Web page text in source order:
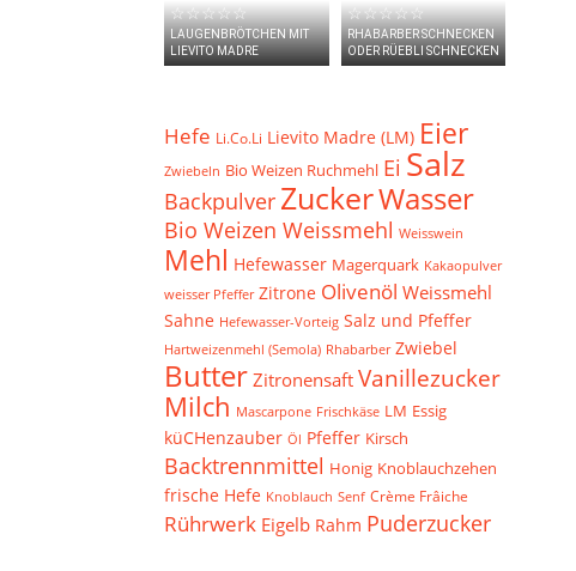
☆☆☆☆☆
LAUGENBRÖTCHEN MIT
LIEVITO MADRE
☆☆☆☆☆
RHABARBER SCHNECKEN
ODER RÜEBLI SCHNECKEN
Hefe Li.Co.Li Lievito Madre (LM) Eier
Zwiebeln Bio Weizen Ruchmehl Ei Salz
Backpulver ZuckerWasser
Bio Weizen Weissmehl Weisswein
Mehl Hefewasser Magerquark Kakaopulver
weisser Pfeffer Zitrone Olivenöl Weissmehl
Sahne Hefewasser-Vorteig Salz und Pfeffer
Hartweizenmehl (Semola) Rhabarber Zwiebel
Butter Zitronensaft Vanillezucker
Milch Mascarpone Frischkäse LM Essig
küCHenzauber Öl Pfeffer Kirsch
Backtrennmittel Honig Knoblauchzehen
frische Hefe Knoblauch Senf Crème Frâiche
Rührwerk Eigelb Rahm Puderzucker